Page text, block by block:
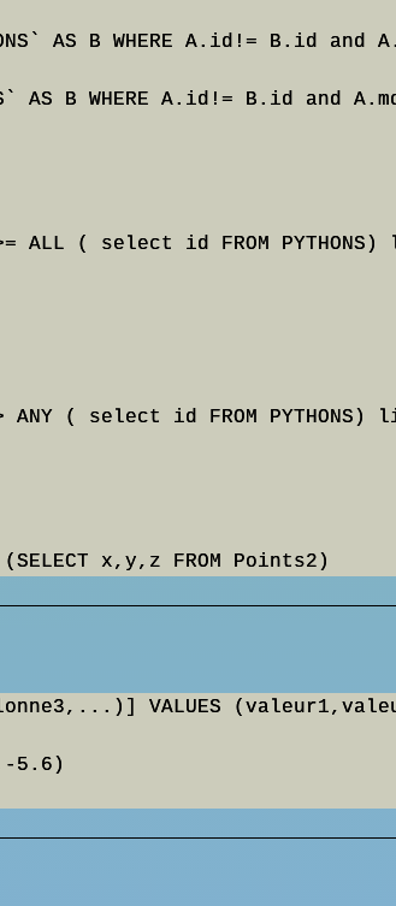
AS B WHERE A.id!= B.id
AS B WHERE A.id!= B.id and
ALL ( select id FROM
ANY ( select id FROM
VALUES
5.6)